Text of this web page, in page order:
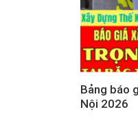
Bảng báo
Nội 2026